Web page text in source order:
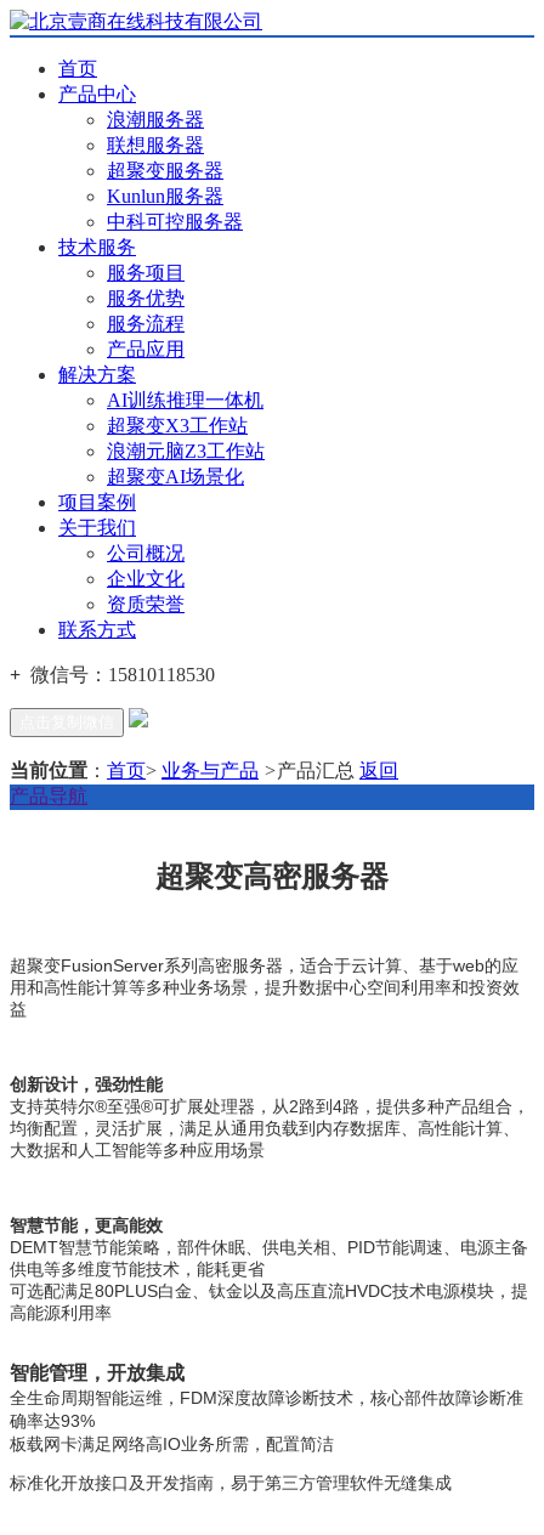
首页
产品中心
浪潮服务器
联想服务器
超聚变服务器
Kunlun服务器
中科可控服务器
技术服务
服务项目
服务优势
服务流程
产品应用
解决方案
AI训练推理一体机
超聚变X3工作站
浪潮元脑Z3工作站
超聚变AI场景化
项目案例
关于我们
公司概况
企业文化
资质荣誉
联系方式
+ 微信号： 15810118530
当前位置 ： 首页> 业务与产品 >产品汇总 返回
产品导航
超聚变高密服务器
超聚变FusionServer系列高密服务器，适合于云计算、基于web的应
用和高性能计算等多种业务场景，提升数据中心空间利用率和投资效
益
创新设计，强劲性能
支持英特尔®至强®可扩展处理器，从2路到4路，提供多种产品组合，
均衡配置，灵活扩展，满足从通用负载到内存数据库、高性能计算、
大数据和人工智能等多种应用场景
智慧节能，更高能效
DEMT智慧节能策略，部件休眠、供电关相、PID节能调速、电源主备
供电等多维度节能技术，能耗更省
可选配满足80PLUS白金、钛金以及高压直流HVDC技术电源模块，提
高能源利用率
智能管理，开放集成
全生命周期智能运维，FDM深度故障诊断技术，核心部件故障诊断准
确率达93%
板载网卡满足网络高IO业务所需，配置简洁
标准化开放接口及开发指南，易于第三方管理软件无缝集成